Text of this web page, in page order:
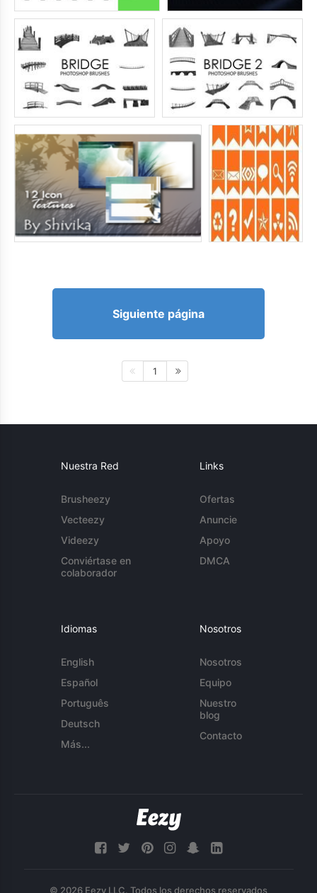
Siguiente página
1
Nuestra Red
Brusheezy
Vecteezy
Videezy
Conviértase en
colaborador
Links
Ofertas
Anuncie
Apoyo
DMCA
Idiomas
English
Español
Português
Deutsch
Más...
Nosotros
Nosotros
Equipo
Nuestro
blog
Contacto
© 2026 Eezy LLC. Todos los derechos reservados